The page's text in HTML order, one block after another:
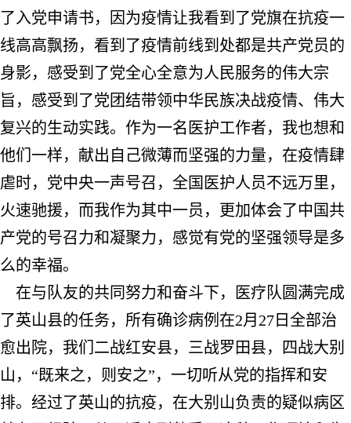
了入党申请书，因为疫情让我看到了党旗在抗疫一
线高高飘扬，看到了疫情前线到处都是共产党员的
身影，感受到了党全心全意为人民服务的伟大宗
旨，感受到了党团结带领中华民族决战疫情、伟大
复兴的生动实践。作为一名医护工作者，我也想和
他们一样，献出自己微薄而坚强的力量，在疫情肆
虐时，党中央一声号召，全国医护人员不远万里，
火速驰援，而我作为其中一员，更加体会了中国共
产党的号召力和凝聚力，感觉有党的坚强领导是多
么的幸福。
在与队友的共同努力和奋斗下，医疗队圆满完成
了英山县的任务，所有确诊病例在2月 27 日全部治
愈出院，我们二战红安县，三战罗田县，四战大别
山，“既来之，则安之”，一切听从党的指挥和安
排。经过了英山的抗疫， 在大别山负责的疑似病区